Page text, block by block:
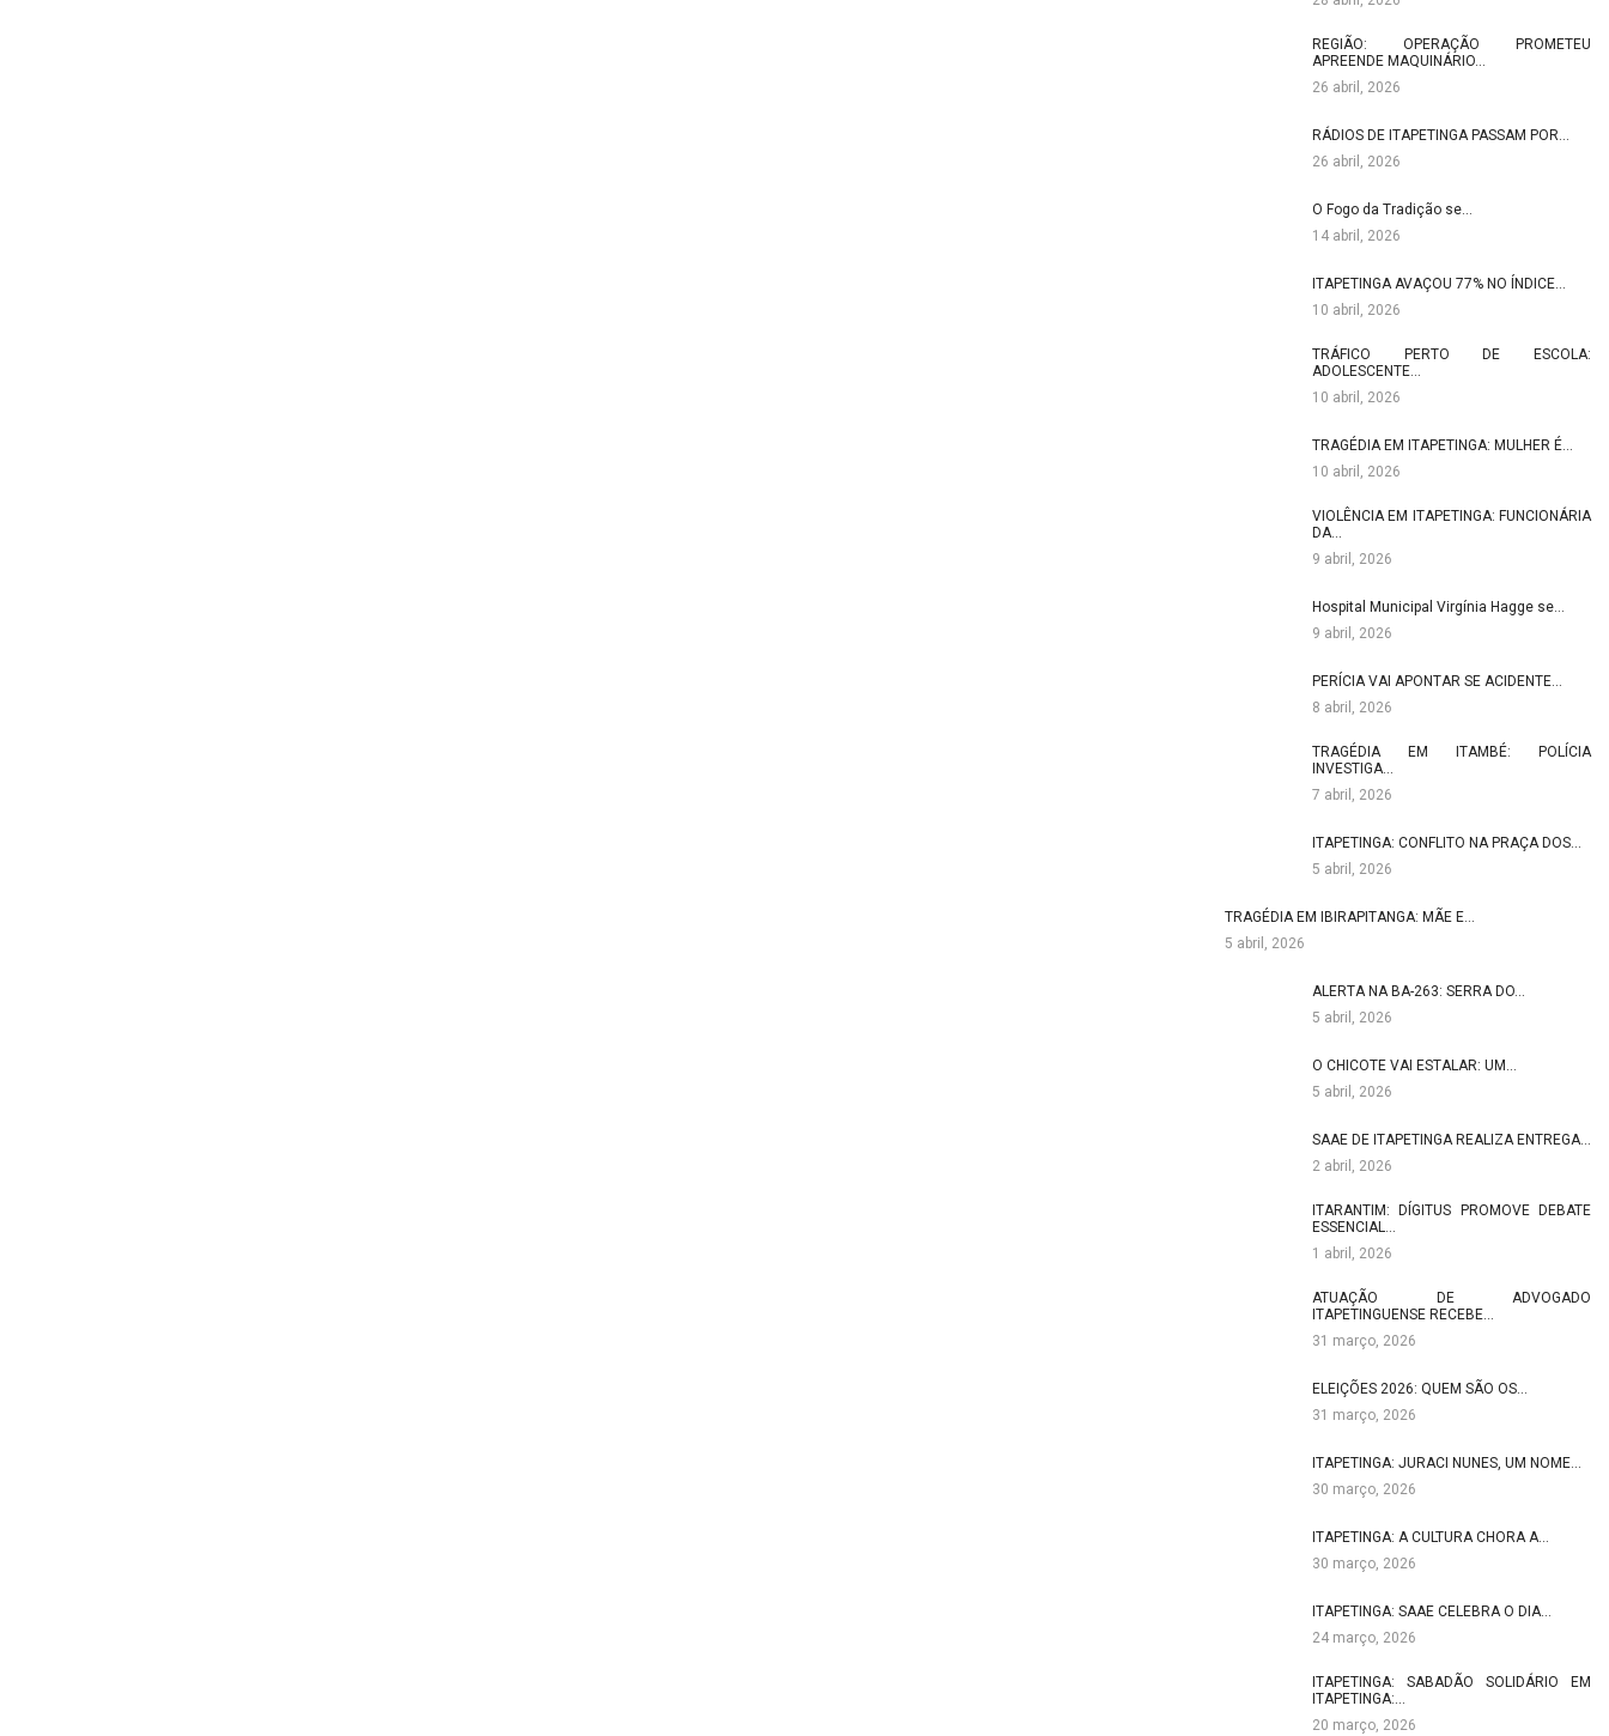
REGIÃO: OPERAÇÃO PROMETEU
APREENDE MAQUINÁRIO…
26 abril, 2026
RÁDIOS DE ITAPETINGA PASSAM POR…
26 abril, 2026
O Fogo da Tradição se…
14 abril, 2026
ITAPETINGA AVAÇOU 77% NO ÍNDICE…
10 abril, 2026
TRÁFICO PERTO DE ESCOLA:
ADOLESCENTE…
10 abril, 2026
TRAGÉDIA EM ITAPETINGA: MULHER É…
10 abril, 2026
VIOLÊNCIA EM ITAPETINGA: FUNCIONÁRIA
DA…
9 abril, 2026
Hospital Municipal Virgínia Hagge se…
9 abril, 2026
PERÍCIA VAI APONTAR SE ACIDENTE…
8 abril, 2026
TRAGÉDIA EM ITAMBÉ: POLÍCIA
INVESTIGA…
7 abril, 2026
ITAPETINGA: CONFLITO NA PRAÇA DOS…
5 abril, 2026
TRAGÉDIA EM IBIRAPITANGA: MÃE E…
5 abril, 2026
ALERTA NA BA-263: SERRA DO…
5 abril, 2026
O CHICOTE VAI ESTALAR: UM…
5 abril, 2026
SAAE DE ITAPETINGA REALIZA ENTREGA…
2 abril, 2026
ITARANTIM: DÍGITUS PROMOVE DEBATE
ESSENCIAL…
1 abril, 2026
ATUAÇÃO DE ADVOGADO
ITAPETINGUENSE RECEBE…
31 março, 2026
ELEIÇÕES 2026: QUEM SÃO OS…
31 março, 2026
ITAPETINGA: JURACI NUNES, UM NOME…
30 março, 2026
ITAPETINGA: A CULTURA CHORA A…
30 março, 2026
ITAPETINGA: SAAE CELEBRA O DIA…
24 março, 2026
ITAPETINGA: SABADÃO SOLIDÁRIO EM
ITAPETINGA:…
20 março, 2026